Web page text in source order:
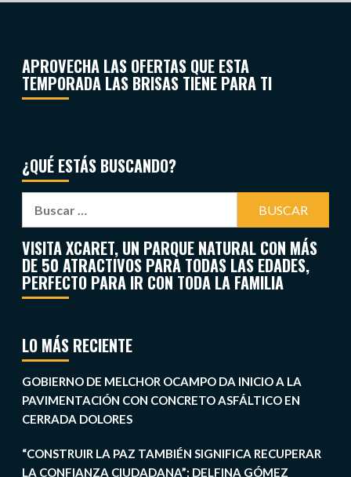
APROVECHA LAS OFERTAS QUE ESTA
TEMPORADA LAS BRISAS TIENE PARA TI
¿QUÉ ESTÁS BUSCANDO?
VISITA XCARET, UN PARQUE NATURAL CON MÁS
DE 50 ATRACTIVOS PARA TODAS LAS EDADES,
PERFECTO PARA IR CON TODA LA FAMILIA
LO MÁS RECIENTE
GOBIERNO DE MELCHOR OCAMPO DA INICIO A LA
PAVIMENTACIÓN CON CONCRETO ASFÁLTICO EN
CERRADA DOLORES
“CONSTRUIR LA PAZ TAMBIÉN SIGNIFICA RECUPERAR
LA CONFIANZA CIUDADANA”: DELFINA GÓMEZ